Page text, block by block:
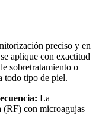
preciso y en
aplique con exactitud
sobretratamiento o
todo tipo de piel.
La
(RF) con microagujas